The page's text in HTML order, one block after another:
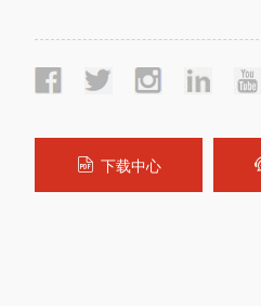
下载中心